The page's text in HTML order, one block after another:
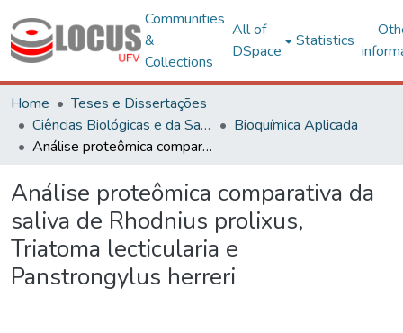
Communities
&
Collections
All of
DSpace
Statistics
Home
Teses e Dissertações
Ciências Biológicas e da Saúde
Bioquímica Aplicada
Análise proteômica comparativa da saliva de Rhodnius prolixus, Triatoma lecticularia e Panstrongylus herreri
Análise proteômica comparativa da
saliva de Rhodnius prolixus,
Triatoma lecticularia e
Panstrongylus herreri